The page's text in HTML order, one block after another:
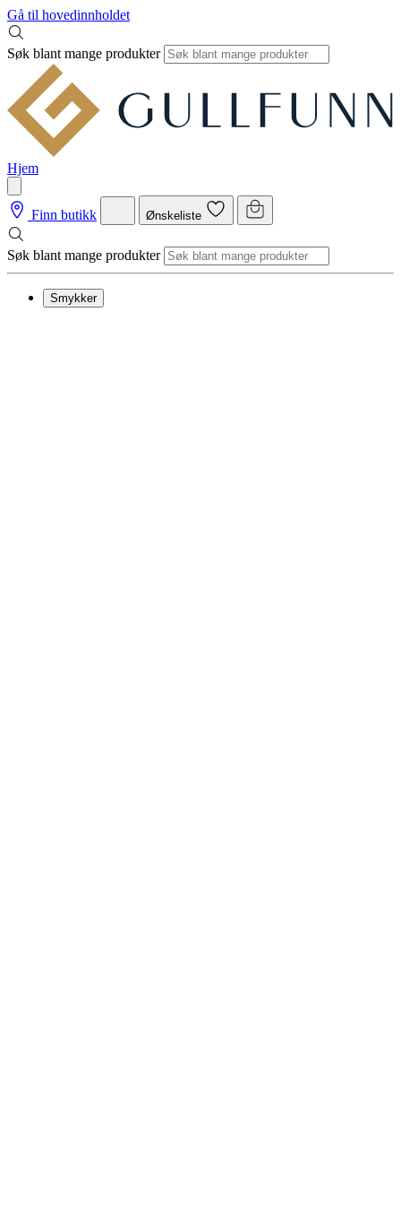
Gå til hovedinnholdet
Søk blant mange produkter
Hjem
Finn butikk Ønskeliste
Søk blant mange produkter
Smykker